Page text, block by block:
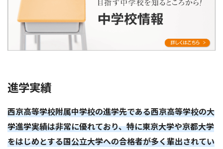
進学実績
西京高等学校附属中学校の進学先である西京高等学校の大
学進学実績は非常に優れており、特に東京大学や京都大学
をはじめとする国公立大学への合格者が多く輩出されてい